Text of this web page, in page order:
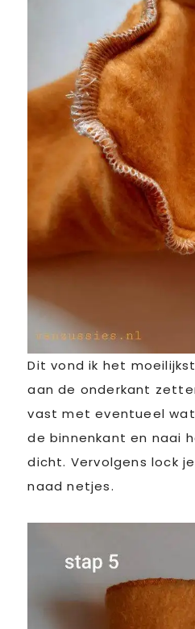
Dit vond ik het
aan de onderkant
vast met eventueel
de binnenkant en naai
dicht. Vervolgens lock
naad netjes.